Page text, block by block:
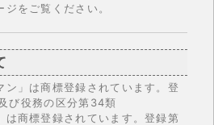
をご覧ください。
ン」は商標登録されています。登
び役務の区分第34類
は商標登録されています。登録第